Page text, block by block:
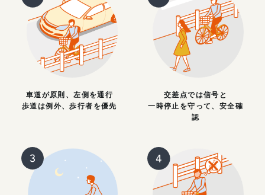
車道が原則、左側を通行
歩道は例外、歩行者を優先
交差点では信号と
一時停止を守って、安全確
認